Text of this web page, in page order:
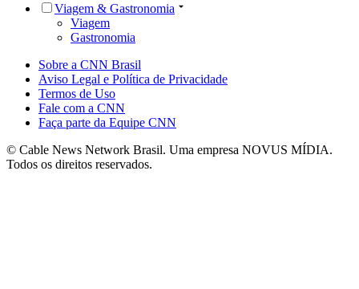
Viagem & Gastronomia
Viagem
Gastronomia
Sobre a CNN Brasil
Aviso Legal e Política de Privacidade
Termos de Uso
Fale com a CNN
Faça parte da Equipe CNN
© Cable News Network Brasil. Uma empresa NOVUS MÍDIA.
Todos os direitos reservados.